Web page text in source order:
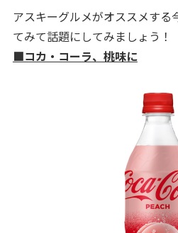
アスキーグルメがオススメする
てみて話題にしてみましょう！
■コカ・コーラ、桃味に